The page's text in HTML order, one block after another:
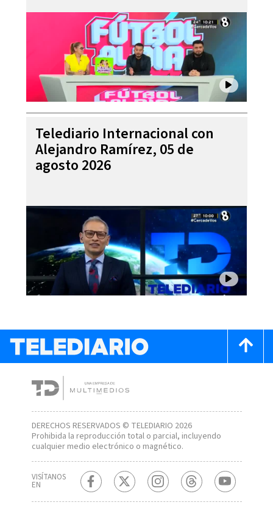
Telediario Internacional con
Alejandro Ramírez, 05 de
agosto 2026
DERECHOS RESERVADOS © TELEDIARIO 2026
Prohibida la reproducción total o parcial, incluyendo
cualquier medio electrónico o magnético.
VISÍTANOS
EN